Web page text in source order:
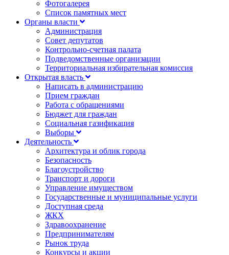
Фотогалерея
Список памятных мест
Органы власти
Администрация
Совет депутатов
Контрольно-счетная палата
Подведомственные организации
Территориальная избирательная комиссия
Открытая власть
Написать в администрацию
Прием граждан
Работа с обращениями
Бюджет для граждан
Социальная газификация
Выборы
Деятельность
Архитектура и облик города
Безопасность
Благоустройство
Транспорт и дороги
Управление имуществом
Государственные и муниципальные услуги
Доступная среда
ЖКХ
Здравоохранение
Предпринимателям
Рынок труда
Конкурсы и акции